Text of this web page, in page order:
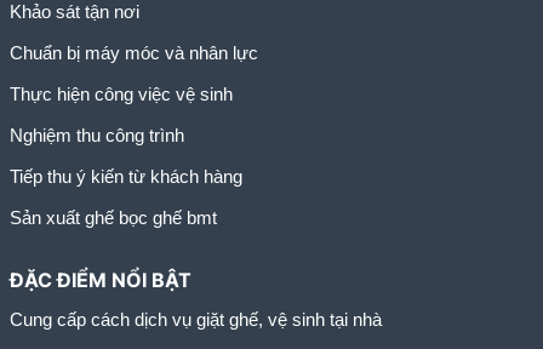
Khảo sát tận nơi
Chuẩn bị máy móc và nhân lực
Thực hiện công việc vệ sinh
Nghiệm thu công trình
Tiếp thu ý kiến từ khách hàng
Sản xuất ghế bọc ghế bmt
ĐẶC ĐIỂM NỔI BẬT
Cung cấp cách dịch vụ giặt ghế, vệ sinh tại nhà